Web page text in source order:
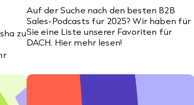
zu
Auf der Suche nach den besten B2B
Sales-Podcasts für 2025? Wir haben für
Sie eine Liste unserer Favoriten für
DACH. Hier mehr lesen!